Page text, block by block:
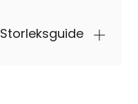
Storleksguide